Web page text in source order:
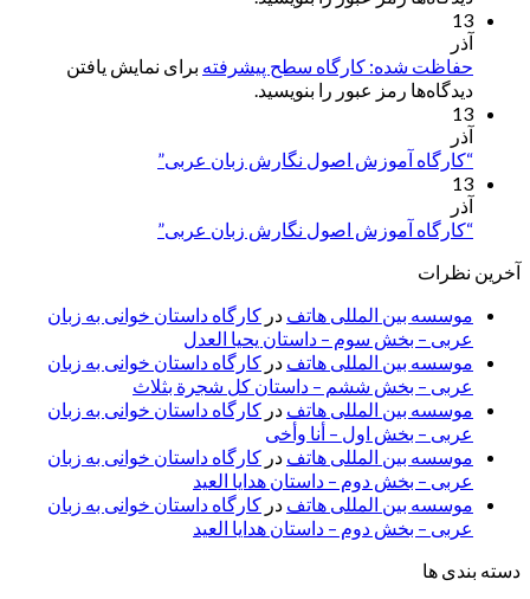
13
آذر
حفاظت شده: کارگاه سطح پیشرفته برای نمایش یافتن
دیدگاه‌ها رمز عبور را بنویسید.
13
آذر
“کارگاه آموزش اصول نگارش زبان عربی”
13
آذر
“کارگاه آموزش اصول نگارش زبان عربی”
آخرین نظرات
موسسه بین المللی هاتف در کارگاه داستان خوانی به زبان
عربی – بخش سوم – داستان یحیا العدل
موسسه بین المللی هاتف در کارگاه داستان خوانی به زبان
عربی – بخش ششم – داستان کل شجرة بثلاث
موسسه بین المللی هاتف در کارگاه داستان خوانی به زبان
عربی – بخش اول – أنا وأخی
موسسه بین المللی هاتف در کارگاه داستان خوانی به زبان
عربی – بخش دوم – داستان هدایا العید
موسسه بین المللی هاتف در کارگاه داستان خوانی به زبان
عربی – بخش دوم – داستان هدایا العید
دسته بندی ها